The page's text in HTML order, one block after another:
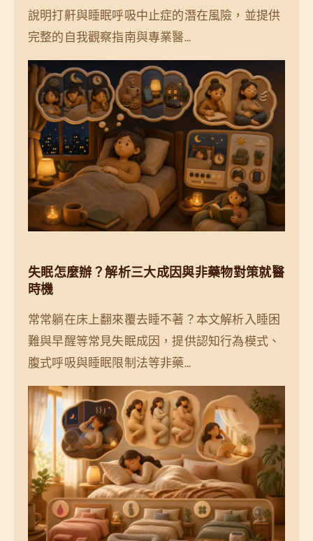
說明打鼾與睡眠呼吸中止症的潛在風險，並提供
完整的自我觀察指南與專業醫…
失眠怎麼辦？解析三大成因與非藥物對策就醫
時機
常常躺在床上翻來覆去睡不著？本文解析入睡困
難與早醒等常見失眠成因，提供認知行為模式、
腹式呼吸與睡眠限制法等非藥…